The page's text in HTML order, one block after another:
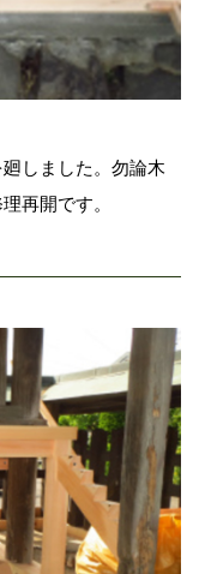
しました。勿論木
再開です。